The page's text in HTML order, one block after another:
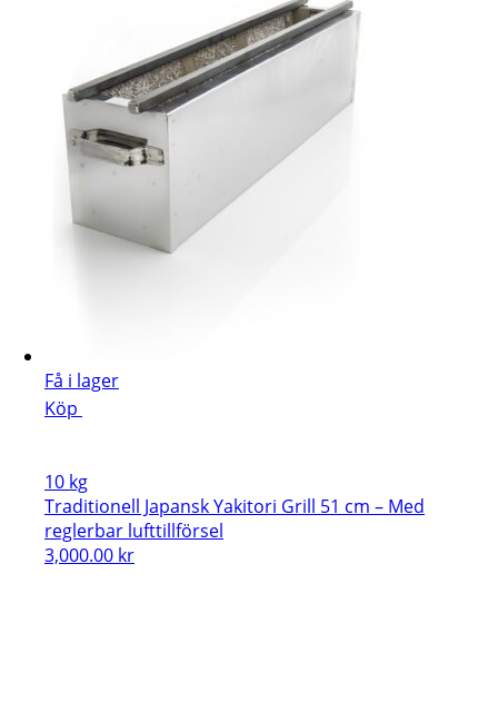
Få i lager
Köp
10 kg
Traditionell Japansk Yakitori Grill 51 cm – Med
reglerbar lufttillförsel
3,000.00 kr